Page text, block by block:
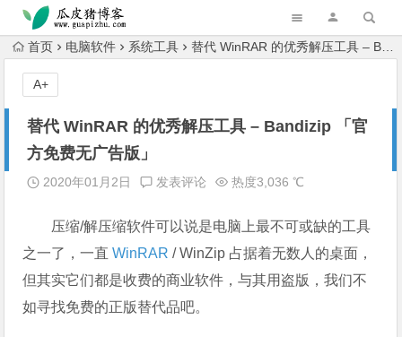
跳转到主内容
首页 电脑软件 系统工具 替代 WinRAR 的优秀解压工具 – Bandizip 「官方免费无广告版」
替代 WinRAR 的优秀解压工具 – Bandizip 「官
方免费无广告版」
2020年01月2日 发表评论 热度3,036 ℃
压缩/解压缩软件可以说是电脑上最不可或缺的工具
之一了，一直WinRAR / WinZip 占据着无数人的桌面，
但其实它们都是收费的商业软件，与其用盗版，我们不
如寻找免费的正版替代品吧。
A+